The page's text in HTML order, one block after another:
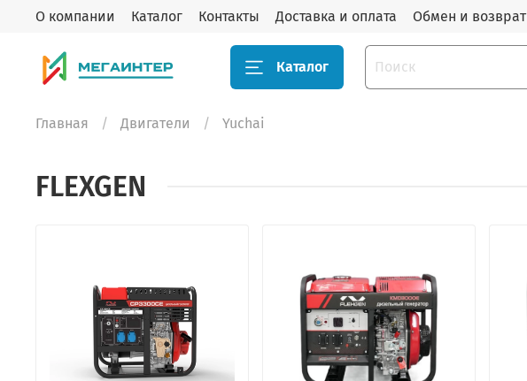
О компании Каталог Контакты Доставка и оплата Обмен и возврат
Каталог
Главная Двигатели Yuchai
FLEXGEN